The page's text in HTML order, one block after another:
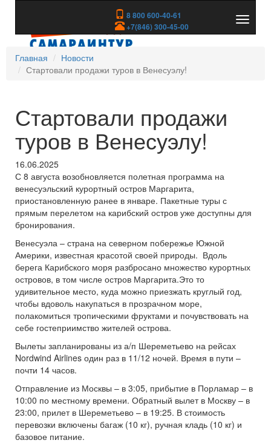
8 800 600-40-61
+7(846) 300-45-00
скрыть
Главная
Новости
Стартовали продажи туров в Венесуэлу!
Стартовали продажи
туров в Венесуэлу!
16.06.2025
С 8 августа возобновляется полетная программа на
венесуэльский курортный остров Маргарита,
приостановленную ранее в январе. Пакетные туры с
прямым перелетом на карибский остров уже доступны для
бронирования.
Венесуэла – страна на северном побережье Южной
Америки, известная красотой своей природы. Вдоль
берега Карибского моря разбросано множество курортных
островов, в том числе остров Маргарита.Это то
удивительное место, куда можно приезжать круглый год,
чтобы вдоволь накупаться в прозрачном море,
полакомиться тропическими фруктами и почувствовать на
себе гостеприимство жителей острова.
Вылеты запланированы из а/п Шереметьево на рейсах
Nordwind Airlines один раз в 11/12 ночей. Время в пути –
почти 14 часов.
Отправление из Москвы – в 3:05, прибытие в Порламар – в
10:00 по местному времени. Обратный вылет в Москву – в
23:00, прилет в Шереметьево – в 19:25. В стоимость
перевозки включены багаж (10 кг), ручная кладь (10 кг) и
базовое питание.